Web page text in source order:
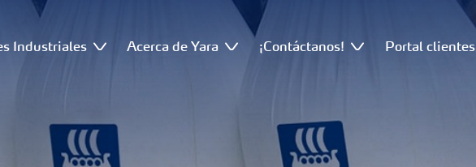
Industriales Acerca de Yara ¡Contáctanos! Portal clientes